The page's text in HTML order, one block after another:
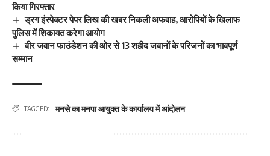
किया गिरफ्तार
ड्रग इंस्पेक्टर पेपर लिख की खबर निकली अफवाह, आरोपियों के खिलाफ
पुलिस में शिकायत करेगा आयोग
वीर जवान फाउंडेशन की ओर से 13 शहीद जवानों के परिजनों का भावपूर्ण
सम्मान
TAGGED: मनसे का मनपा आयुक्त के कार्यालय में आंदोलन